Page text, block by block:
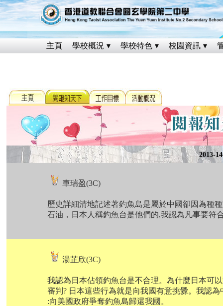
主頁 學校概況 學校特色 校園資訊
2013-
車瑞盈(3C)
歷史詳細清地記述著釣魚島是屬於中國卻因為種
石油，日本人稱釣魚台是他們的,我認為凡事要符
湯芷欣(3C)
我認為日本佔領釣魚台是不合理。為什麼日本可
審判? 日本這些行為就是向我國有意挑釁。我認
:向美國政府爭奪釣魚島歸還我國。